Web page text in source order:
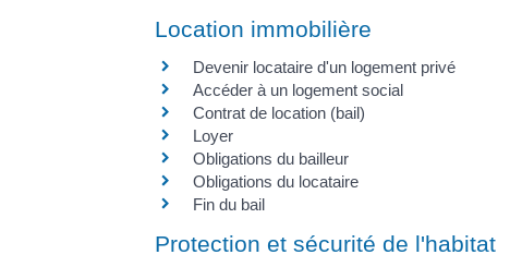
Location immobilière
Devenir locataire d'un logement privé
Accéder à un logement social
Contrat de location (bail)
Loyer
Obligations du bailleur
Obligations du locataire
Fin du bail
Protection et sécurité de l'habitat